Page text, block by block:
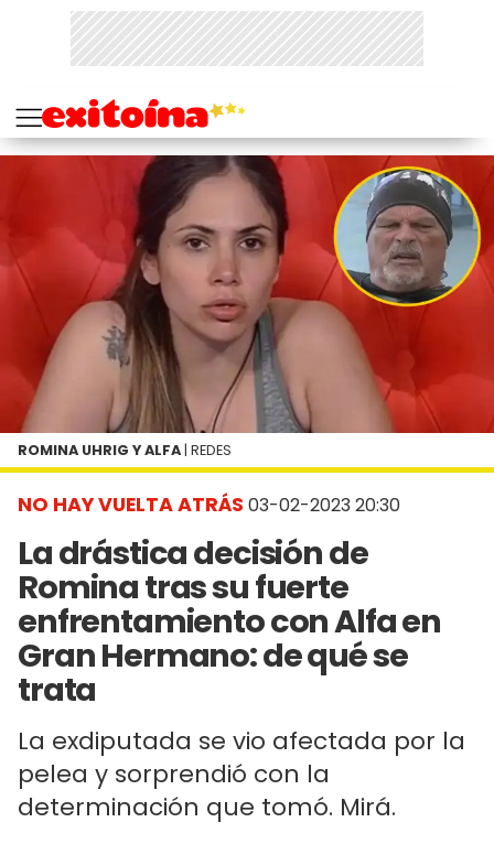
NO HAY VUELTA ATRÁS 03-02-2023 20:30
La drástica decisión de
Romina tras su fuerte
enfrentamiento con Alfa en
Gran Hermano: de qué se
trata
La exdiputada se vio afectada por la
pelea y sorprendió con la
determinación que tomó. Mirá.
ROMINA UHRIG Y ALFA | REDES